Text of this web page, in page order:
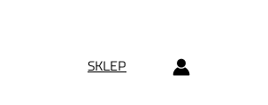
SKLEP